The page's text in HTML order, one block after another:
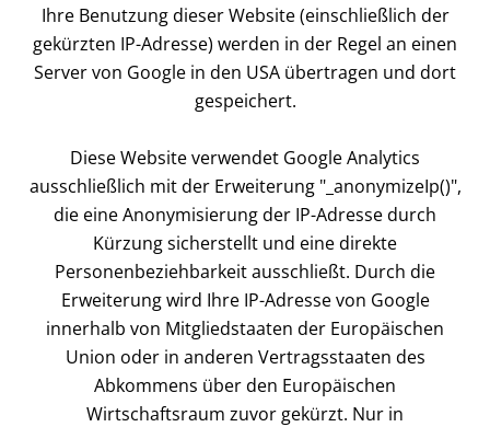
Ihre Benutzung dieser Website (einschließlich der
gekürzten IP-Adresse) werden in der Regel an einen
Server von Google in den USA übertragen und dort
gespeichert.
Diese Website verwendet Google Analytics
ausschließlich mit der Erweiterung "_anonymizeIp()",
die eine Anonymisierung der IP-Adresse durch
Kürzung sicherstellt und eine direkte
Personenbeziehbarkeit ausschließt. Durch die
Erweiterung wird Ihre IP-Adresse von Google
innerhalb von Mitgliedstaaten der Europäischen
Union oder in anderen Vertragsstaaten des
Abkommens über den Europäischen
Wirtschaftsraum zuvor gekürzt. Nur in